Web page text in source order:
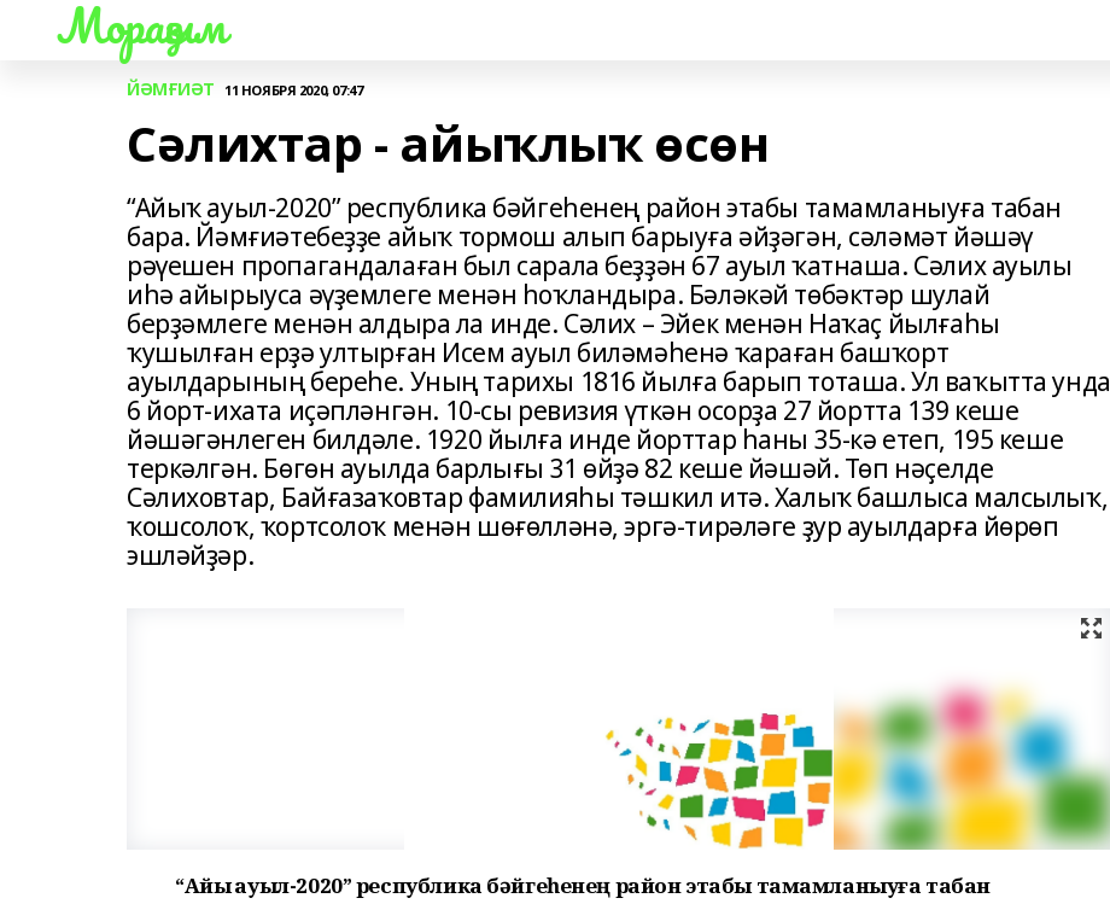
Мораҙым
ЙӘМҒИӘТ 11 НОЯБРЯ 2020, 07:47
Сәлихтар - айыҡлыҡ өсөн
“Айыҡ ауыл-2020” республика бәйгеһенең район этабы тамамланыуға табан
бара. Йәмғиәтебеҙҙе айыҡ тормош алып барыуға әйҙәгән, сәләмәт йәшәү
рәүешен пропагандалаған был сарала беҙҙән 67 ауыл ҡатнаша. Сәлих ауылы
иһә айырыуса әүҙемлеге менән һоҡландыра. Бәләкәй төбәктәр шулай
берҙәмлеге менән алдыра ла инде. Сәлих – Эйек менән Наҡаҫ йылғаһы
ҡушылған ерҙә ултырған Исем ауыл биләмәһенә ҡараған башҡорт
ауылдарының береһе. Уның тарихы 1816 йылға барып тоташа. Ул ваҡытта унда
6 йорт-ихата иҫәпләнгән. 10-сы ревизия үткән осорҙа 27 йортта 139 кеше
йәшәгәнлеген билдәле. 1920 йылға инде йорттар һаны 35-кә етеп, 195 кеше
теркәлгән. Бөгөн ауылда барлығы 31 өйҙә 82 кеше йәшәй. Төп нәҫелде
Сәлиховтар, Байғазаҡовтар фамилияһы тәшкил итә. Халыҡ башлыса малсылыҡ,
ҡошсолоҡ, ҡортсолоҡ менән шөғөлләнә, эргә-тирәләге ҙур ауылдарға йөрөп
эшләйҙәр.
“Айыҡ ауыл-2020” республика бәйгеһенең район этабы тамамланыуға табан